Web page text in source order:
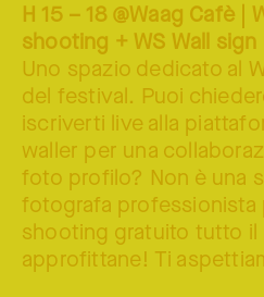
H 15 – 18 @Waag Cafè
shooting + WS Wall sign
Uno spazio dedicato al
del festival. Puoi
iscriverti live alla
waller per una
foto profilo? Non è una
fotografa professionista
shooting gratuito tutto il
approfittane! Ti